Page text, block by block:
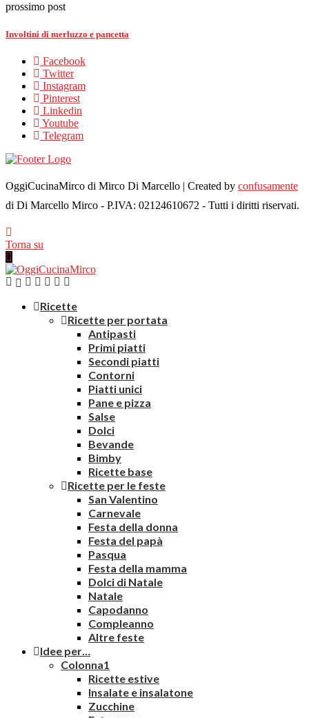
prossimo post
Involtini di merluzzo e pancetta
Facebook
Twitter
Instagram
Pinterest
Linkedin
Youtube
Telegram
OggiCucinaMirco di Mirco Di Marcello | Created by confusamente
di Di Marcello Mirco - P.IVA: 02124610672 - Tutti i diritti riservati.
Torna su
Ricette
Ricette per portata
Antipasti
Primi piatti
Secondi piatti
Contorni
Piatti unici
Pane e pizza
Salse
Dolci
Bevande
Bimby
Ricette base
Ricette per le feste
San Valentino
Carnevale
Festa della donna
Festa del papà
Pasqua
Festa della mamma
Dolci di Natale
Natale
Capodanno
Compleanno
Altre feste
Idee per…
Colonna1
Ricette estive
Insalate e insalatone
Zucchine